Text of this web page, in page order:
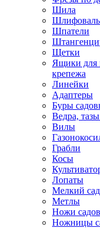
Шила
Шпатели
Щетки
Ящики для
крепежа
Линейки
Адаптеры
Буры
Ведра,
Вилы
Грабли
Косы
Лопаты
Мелкий
Метлы
Ножи
Ножницы